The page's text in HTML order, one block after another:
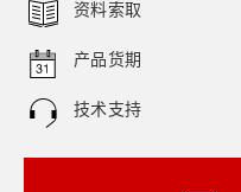
资料索取
产品货期
技术支持